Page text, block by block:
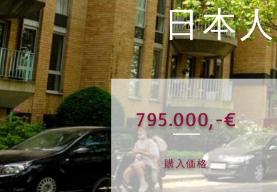
日本
795.000,-€
購入価格